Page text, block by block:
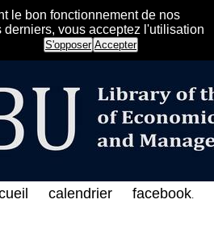
le bon fonctionnement de nos
vous acceptez l'utilisation
S'opposer Accepter
الفهرس الإلكتروني على الخط
calendrier facebook.